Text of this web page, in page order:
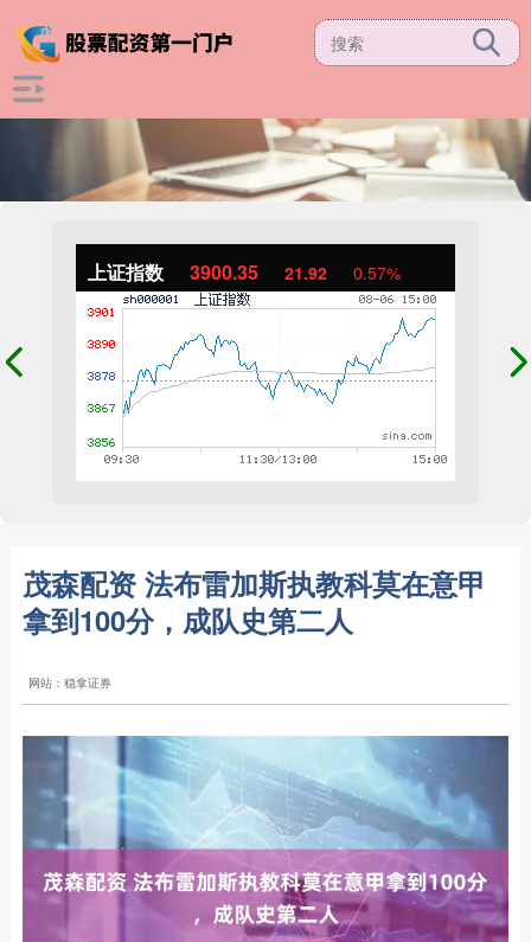
上证指数 3900.35 21.92 0.57%
茂森配资 法布雷加斯执教科莫在意甲
拿到100分，成队史第二人
网站：稳拿证券